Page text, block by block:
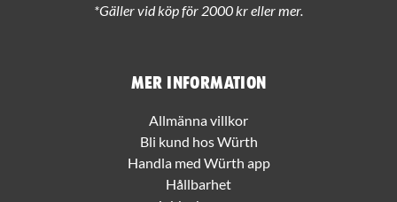
Mer information
Allmänna villkor
Bli kund hos Würth
Handla med Würth app
Hållbarhet
*Gäller vid köp för 2000 kr eller mer.